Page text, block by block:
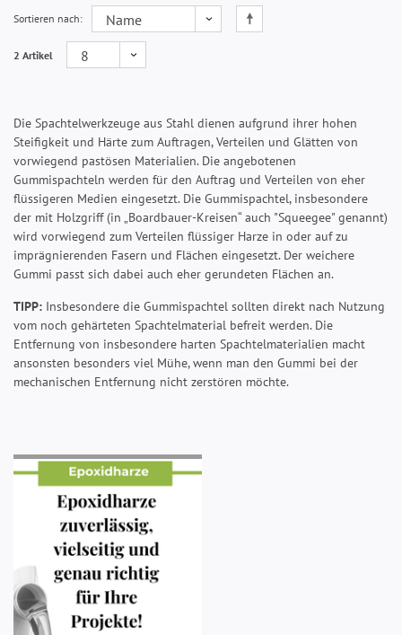
Sortieren nach
2 Artikel
Die Spachtelwerkzeuge aus Stahl dienen aufgrund ihrer hohen
Steifigkeit und Härte zum Auftragen, Verteilen und Glätten von
vorwiegend pastösen Materialien. Die angebotenen
Gummispachteln werden für den Auftrag und Verteilen von eher
flüssigeren Medien eingesetzt. Die Gummispachtel, insbesondere
der mit Holzgriff (in „Boardbauer-Kreisen“ auch "Squeegee" genannt)
wird vorwiegend zum Verteilen flüssiger Harze in oder auf zu
imprägnierenden Fasern und Flächen eingesetzt. Der weichere
Gummi passt sich dabei auch eher gerundeten Flächen an.
TIPP: Insbesondere die Gummispachtel sollten direkt nach Nutzung
vom noch gehärteten Spachtelmaterial befreit werden. Die
Entfernung von insbesondere harten Spachtelmaterialien macht
ansonsten besonders viel Mühe, wenn man den Gummi bei der
mechanischen Entfernung nicht zerstören möchte.